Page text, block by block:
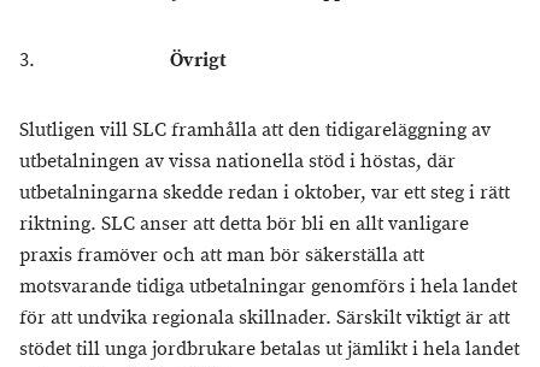
3. Övrigt
Slutligen vill SLC framhålla att den tidigareläggning av
utbetalningen av vissa nationella stöd i höstas, där
utbetalningarna skedde redan i oktober, var ett steg i rätt
riktning. SLC anser att detta bör bli en allt vanligare
praxis framöver och att man bör säkerställa att
motsvarande tidiga utbetalningar genomförs i hela landet
för att undvika regionala skillnader. Särskilt viktigt är att
stödet till unga jordbrukare betalas ut jämlikt i hela landet